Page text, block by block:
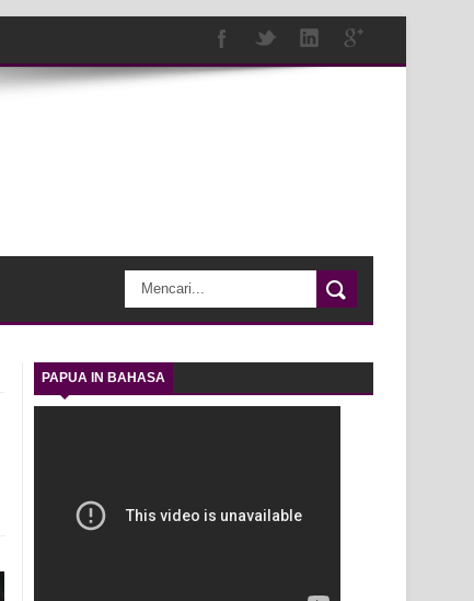
PAPUA IN BAHASA